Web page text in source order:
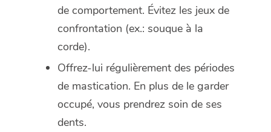
de comportement. Évitez les jeux de
confrontation (ex.: souque à la
corde).
Offrez-lui régulièrement des périodes
de mastication. En plus de le garder
occupé, vous prendrez soin de ses
dents.